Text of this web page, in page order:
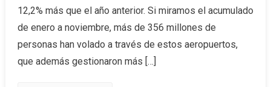
12,2% más que el año anterior. Si miramos el acumulado
de enero a noviembre, más de 356 millones de
personas han volado a través de estos aeropuertos,
que además gestionaron más […]